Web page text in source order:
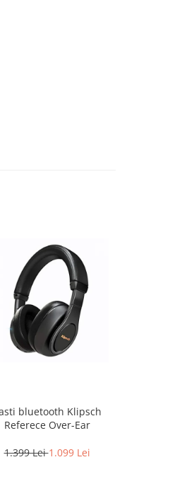
bluetooth Klipsch
Referece Over-Ear
1.399 Lei1.099 Lei